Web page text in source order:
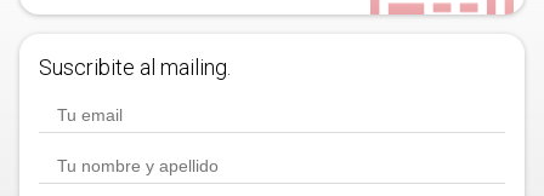
Suscribite al mailing.